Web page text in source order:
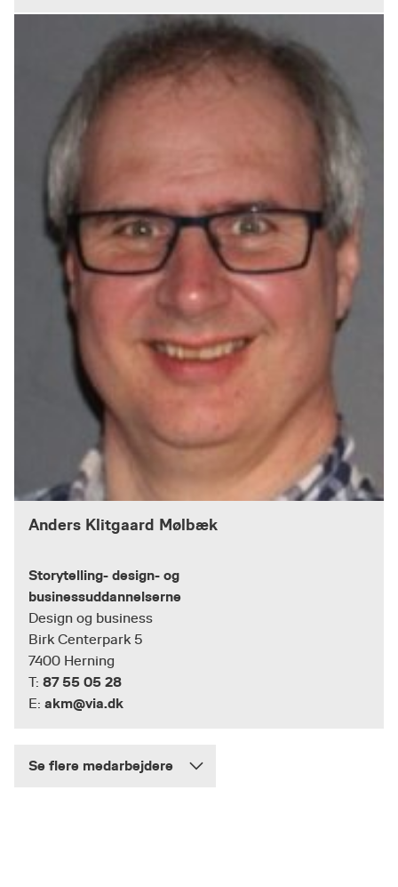
Anders Klitgaard Mølbæk
Storytelling- design- og
businessuddannelserne
Design og business
Birk Centerpark 5
7400 Herning
T: 87 55 05 28
E: akm@via.dk
Se flere medarbejdere